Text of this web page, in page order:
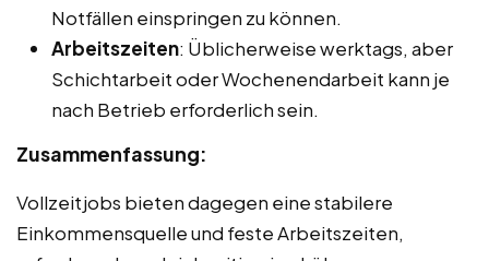
Notfällen einspringen zu können.
Arbeitszeiten: Üblicherweise werktags, aber
Schichtarbeit oder Wochenendarbeit kann je
nach Betrieb erforderlich sein.
Zusammenfassung:
Vollzeitjobs bieten dagegen eine stabilere
Einkommensquelle und feste Arbeitszeiten,